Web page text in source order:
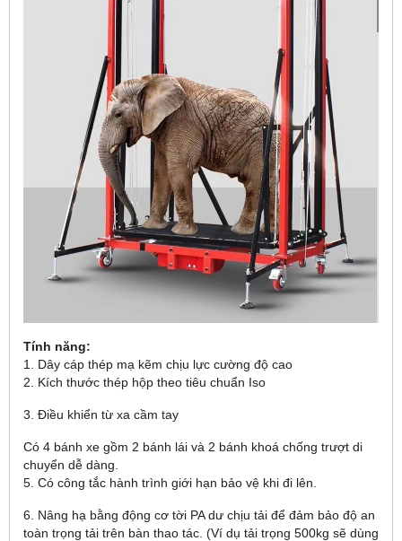
Tính năng:
1. Dây cáp thép mạ kẽm chịu lực cường độ cao
2. Kích thước thép hộp theo tiêu chuẩn Iso
3. Điều khiển từ xa cầm tay
Có 4 bánh xe gồm 2 bánh lái và 2 bánh khoá chống trượt di
chuyển dễ dàng.
5. Có công tắc hành trình giới hạn bảo vệ khi đi lên.
6. Nâng hạ bằng động cơ tời PA dư chịu tải để đảm bảo độ an
toàn trọng tải trên bàn thao tác. (Ví dụ tải trọng 500kg sẽ dùng